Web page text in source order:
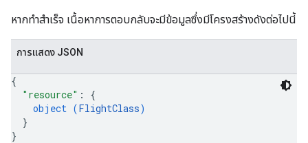
หากทำสำเร็จ เนื้อหาการตอบกลับจะมีข้อมูลซึ่งมีโครงสร้างดังต่อไปนี้
การแสดง JSON
{
"resource" : {
object (FlightClass)
}
}